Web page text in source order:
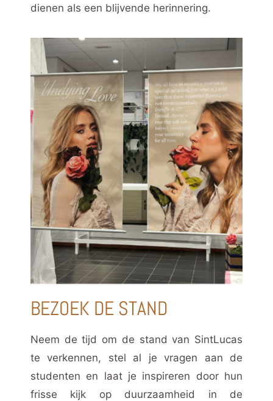
dienen als een blijvende herinnering.
BEZOEK DE STAND
Neem de tijd om de stand van SintLucas
te verkennen, stel al je vragen aan de
studenten en laat je inspireren door hun
frisse kijk op duurzaamheid in de